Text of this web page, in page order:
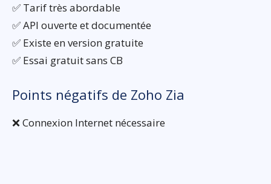
✅ Tarif très abordable
✅ API ouverte et documentée
✅ Existe en version gratuite
✅ Essai gratuit sans CB
Points négatifs de Zoho Zia
❌ Connexion Internet nécessaire